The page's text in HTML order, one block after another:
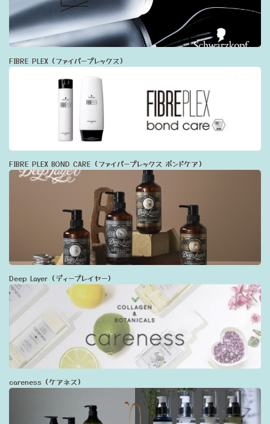
FIBRE PLEX（ファイバープレックス）
FIBRE PLEX BOND CARE（ファイバープレックス ボンドケア）
Deep Layer（ディープレイヤー）
careness（ケアネス）